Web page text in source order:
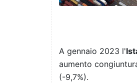
A gennaio 2023 l'
aumento
(-9,7%).